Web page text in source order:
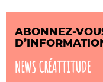
ABONNEZ-
NEWS CRÉATTITUDE